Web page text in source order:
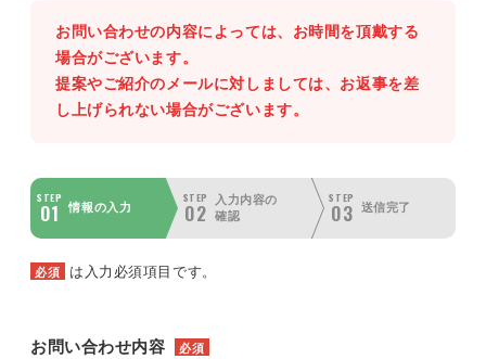
お問い合わせの内容によっては、お時間を頂戴する
場合がございます。
提案やご紹介のメールに対しましては、お返事を差
し上げられない場合がございます。
STEP
01 情報の入力
STEP
02
入力内容の
確認
STEP
03 送信完了
必須 は入力必須項目です。
お問い合わせ内容 必須